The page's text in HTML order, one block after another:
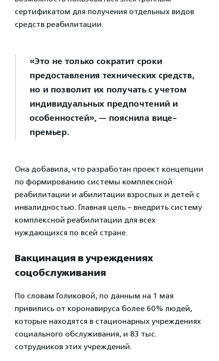
сертификатом для получения отдельных видов
средств реабилитации.
«Это не только сократит сроки
предоставления технических средств,
но и позволит их получать с учетом
индивидуальных предпочтений и
особенностей», — пояснила вице-
премьер.
Она добавила, что разработан проект концепции
по формированию системы комплексной
реабилитации и абилитации взрослых и детей с
инвалидностью. Главная цель – внедрить систему
комплексной реабилитации для всех
нуждающихся по всей стране.
Вакцинация в учреждениях
соцобслуживания
По словам Голиковой, по данным на 1 мая
привились от коронавируса более 60% людей,
которые находятся в стационарных учреждениях
социального обслуживания, и 83 тыс.
сотрудников этих учреждений.